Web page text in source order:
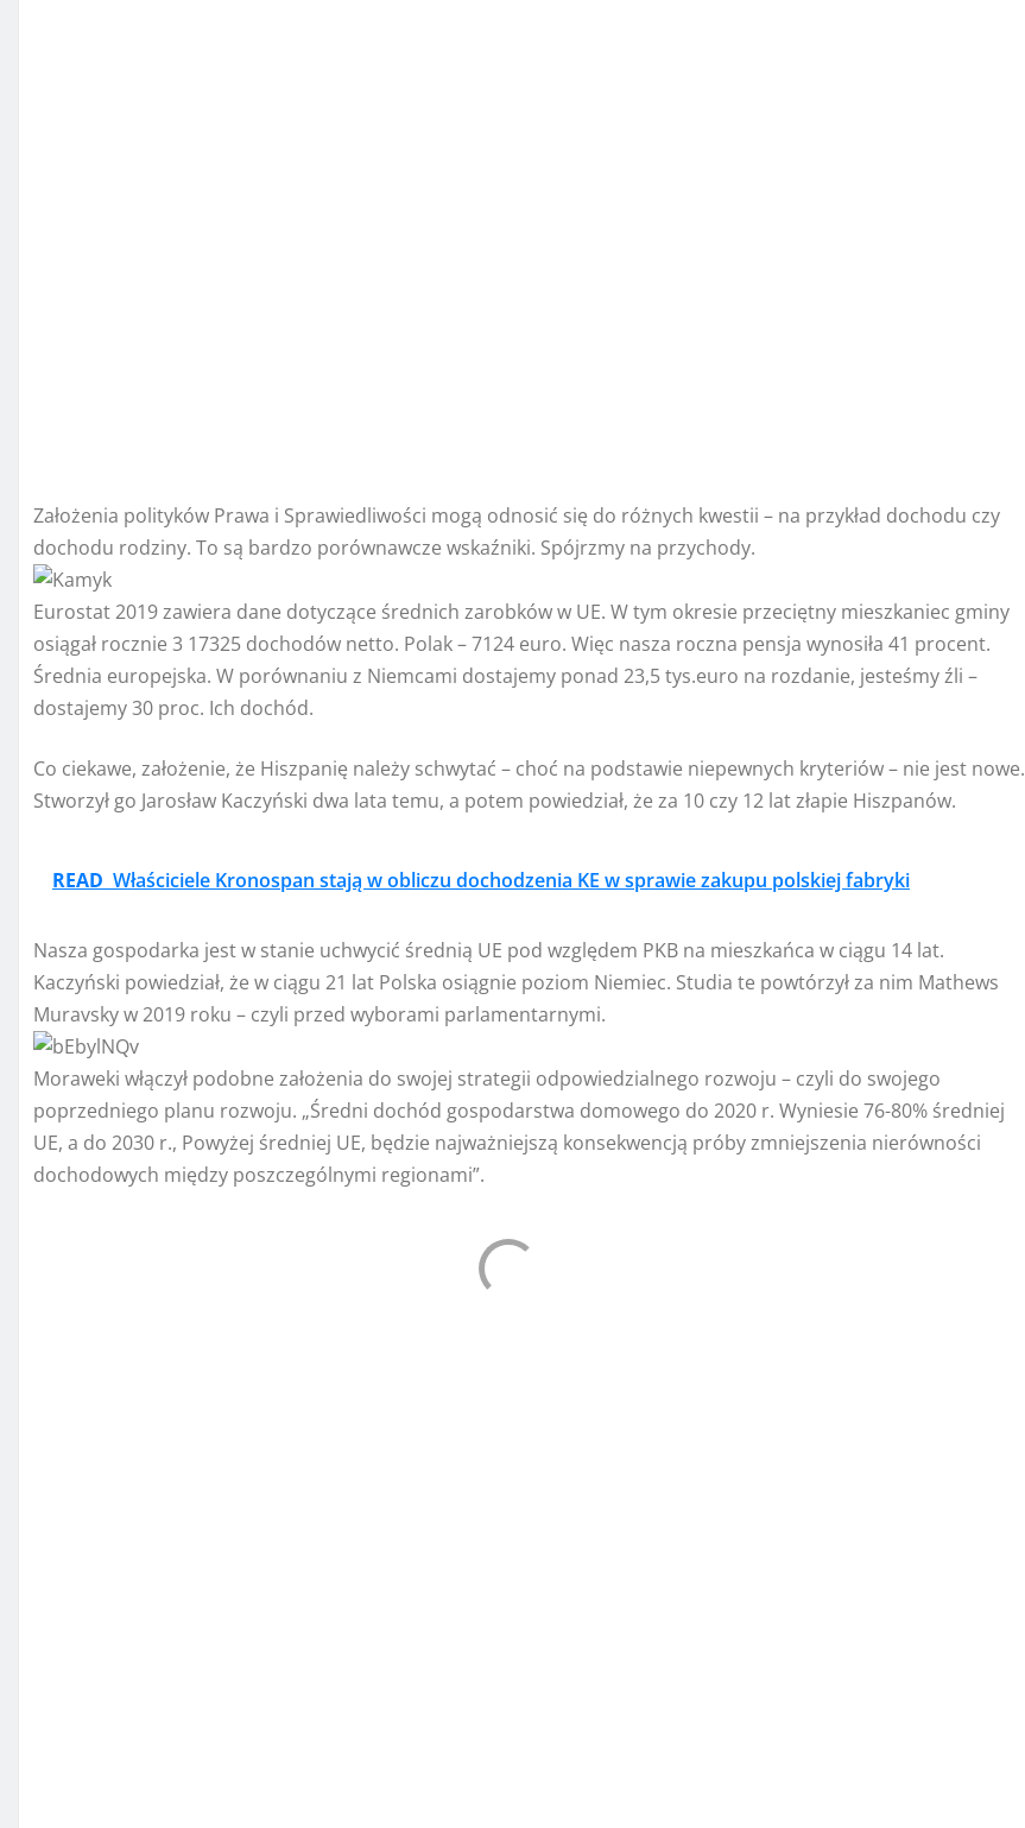
Założenia polityków Prawa i Sprawiedliwości mogą odnosić się do różnych kwestii – na przykład dochodu czy
dochodu rodziny. To są bardzo porównawcze wskaźniki. Spójrzmy na przychody.
Eurostat 2019 zawiera dane dotyczące średnich zarobków w UE. W tym okresie przeciętny mieszkaniec gminy
osiągał rocznie 3 17325 dochodów netto. Polak – 7124 euro. Więc nasza roczna pensja wynosiła 41 procent.
Średnia europejska. W porównaniu z Niemcami dostajemy ponad 23,5 tys.euro na rozdanie, jesteśmy źli –
dostajemy 30 proc. Ich dochód.
Co ciekawe, założenie, że Hiszpanię należy schwytać – choć na podstawie niepewnych kryteriów – nie jest nowe.
Stworzył go Jarosław Kaczyński dwa lata temu, a potem powiedział, że za 10 czy 12 lat złapie Hiszpanów.
READ Właściciele Kronospan stają w obliczu dochodzenia KE w sprawie zakupu polskiej fabryki
Nasza gospodarka jest w stanie uchwycić średnią UE pod względem PKB na mieszkańca w ciągu 14 lat.
Kaczyński powiedział, że w ciągu 21 lat Polska osiągnie poziom Niemiec. Studia te powtórzył za nim Mathews
Muravsky w 2019 roku – czyli przed wyborami parlamentarnymi.
Moraweki włączył podobne założenia do swojej strategii odpowiedzialnego rozwoju – czyli do swojego
poprzedniego planu rozwoju. „Średni dochód gospodarstwa domowego do 2020 r. Wyniesie 76-80% średniej
UE, a do 2030 r., Powyżej średniej UE, będzie najważniejszą konsekwencją próby zmniejszenia nierówności
dochodowych między poszczególnymi regionami”.